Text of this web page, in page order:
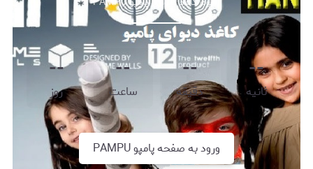
--
روز
--
ساعت
--
دقیقه
--
ثانیه
ورود به صفحه پامپو PAMPU